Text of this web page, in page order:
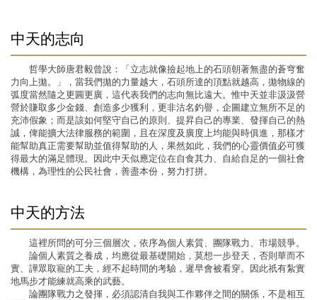
中天的志向
哲學大師唐君毅曾說：「立志就像撿起地上的石頭朝著無盡的蒼穹奮
力向上拋。」，當我們拋的力量越大，石頭所達的頂點就越高，拋物線的
弧度當然隨之更圓更廣，這代表我們的志向無比遠大。惟中天並非汲汲營
營於賺取多少金錢、創造多少獲利，更非沽名釣譽，企圖建立無所不足的
充沛假象；而是該如何堅守自己的原則、提昇自己的專業、發揮自己的熱
誠，俾能擴大法律服務的範圍，且在深度及廣度上均能與時俱進，那樣才
能幫助真正需要幫助並值得幫助的人，果然如此，我們的心靈價值必可獲
得最大的滿足體現。因此中天似應定位在自食其力、自給自足的一個社會
機構，為理性的公民社會，善盡本份，努力打拼。
中天的方法
這裡所問的可分三個層次，依序為個人素質、團隊戰力、市場競爭。
論個人素質之養成，均應從最基礎開始，莫想一步登天，否則華而不
實、譁眾取寵的工夫，經不起時間的考驗，遲早會被看穿。因此祇有紮實
地馬步才能練就高乘的武藝。
論團隊戰力之發揮，必須認清自我與工作夥伴之間的關係，不是相互